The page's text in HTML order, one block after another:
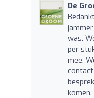
De
was.
per
mee.